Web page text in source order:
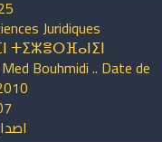
Juridiques
ⵜⵉⵣⴻⵔⴼⴰⵏⵉⵏ
Bouhmidi .. Date de